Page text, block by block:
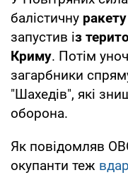
балістичну
запустив із
Криму. Потім
загарбники
"Шахедів", які
оборона.
Як повідомляв
окупанти теж